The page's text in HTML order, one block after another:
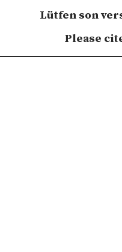
Lütfen son
Please